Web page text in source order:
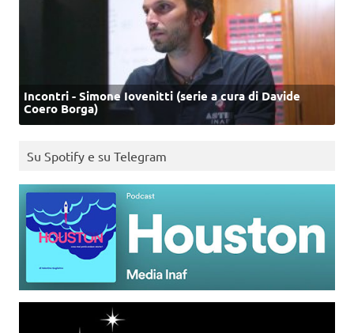
Incontri - Simone Iovenitti (serie a cura di Davide
Coero Borga)
Su Spotify e su Telegram